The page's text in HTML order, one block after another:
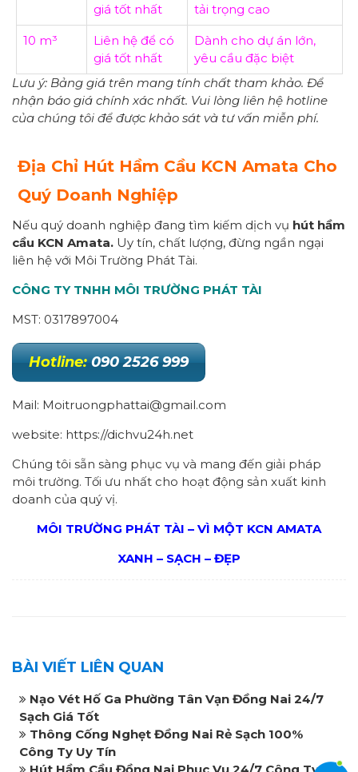
giá tốt nhất
tải trọng cao
10 m³
Liên hệ để có
giá tốt nhất
Dành cho dự án lớn,
yêu cầu đặc biệt
Lưu ý: Bảng giá trên mang tính chất tham khảo. Để
nhận báo giá chính xác nhất. Vui lòng liên hệ hotline
của chúng tôi để được khảo sát và tư vấn miễn phí.
Địa Chỉ Hút Hầm Cầu KCN Amata Cho
Quý Doanh Nghiệp
Nếu quý doanh nghiệp đang tìm kiếm dịch vụ hút hầm
cầu KCN Amata. Uy tín, chất lượng, đừng ngần ngại
liên hệ với Môi Trường Phát Tài.
CÔNG TY TNHH MÔI TRƯỜNG PHÁT TÀI
MST: 0317897004
Hotline: 090 2526 999
Mail: Moitruongphattai@gmail.com
website: https://dichvu24h.net
Chúng tôi sẵn sàng phục vụ và mang đến giải pháp
môi trường. Tối ưu nhất cho hoạt động sản xuất kinh
doanh của quý vị.
MÔI TRƯỜNG PHÁT TÀI – VÌ MỘT KCN AMATA
XANH – SẠCH – ĐẸP
BÀI VIẾT LIÊN QUAN
Nạo Vét Hố Ga Phường Tân Vạn Đồng Nai 24/7
Sạch Giá Tốt
Thông Cống Nghẹt Đồng Nai Rẻ Sạch 100%
Công Ty Uy Tín